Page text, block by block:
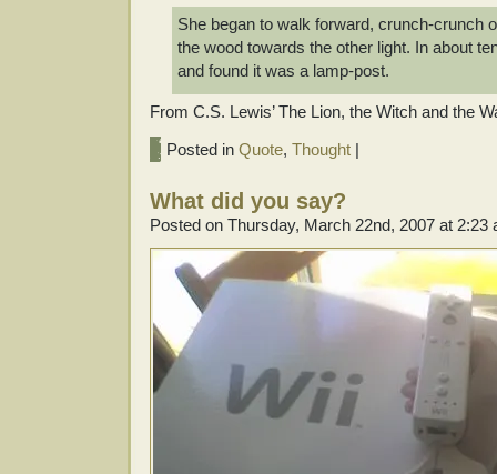
She began to walk forward, crunch-crunch
the wood towards the other light. In about
and found it was a lamp-post.
From C.S. Lewis’ The Lion, the Witch and the
Posted in Quote, Thought |
What did you say?
Posted on Thursday, March 22nd, 2007 at 2:23